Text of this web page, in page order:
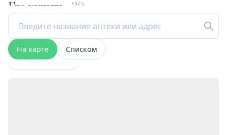
Где купить 30
На карте Списком
Открыта сейчас